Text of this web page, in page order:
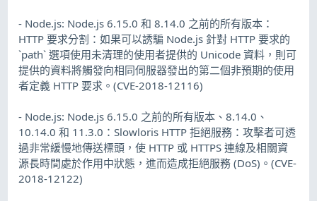
- Node.js: Node.js 6.15.0 和 8.14.0 之前的所有版本：
HTTP 要求分割：如果可以誘騙 Node.js 針對 HTTP 要求的
`path` 選項使用未清理的使用者提供的 Unicode 資料，則可
提供的資料將觸發向相同伺服器發出的第二個非預期的使用
者定義 HTTP 要求。(CVE-2018-12116)
- Node.js: Node.js 6.15.0 之前的所有版本、8.14.0、
10.14.0 和 11.3.0：Slowloris HTTP 拒絕服務：攻擊者可透
過非常緩慢地傳送標頭，使 HTTP 或 HTTPS 連線及相關資
源長時間處於作用中狀態，進而造成拒絕服務 (DoS)。(CVE-
2018-12122)